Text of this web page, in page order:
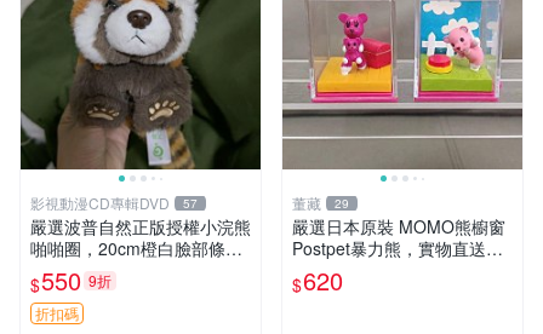
影視動漫CD專輯DVD 57
嚴選波普自然正版授權小浣熊
啪啪圈，20cm橙白臉部條紋
清晰，毛絨超萌贈品推薦。
小浣熊 波普 圈環
$550 9折
折扣碼
董藏 29
嚴選日本原裝 MOMO熊櫥窗
Postpet暴力熊，實物直送新
臺灣。MOMO熊 暴力熊 熊貓
櫥窗
$620